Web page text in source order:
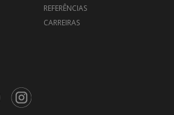
REFERÊNCIAS
CARREIRAS